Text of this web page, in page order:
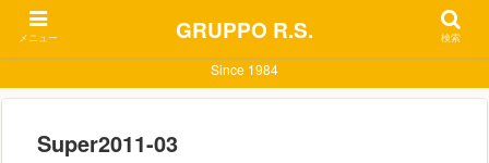
Since 1984
Super2011-03
メニュー GRUPPO R.S. 検索